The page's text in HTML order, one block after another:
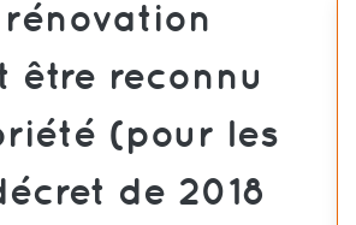
être reconnu
(pour les
de 2018